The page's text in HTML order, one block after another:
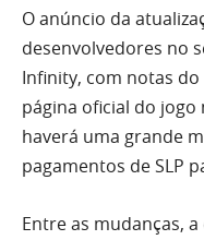
O anúncio da
desenvolvedores no
Infinity, com notas
página oficial do jogo
haverá uma grande
pagamentos de SLP
Entre as mudanças,